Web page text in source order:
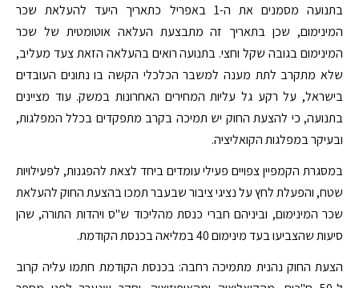
בתנועה מסמנים את ה-1 באפריל כתאריך היעד להעלאת שכר
המינימום, שכן בתאריך זה מתבצעת העלאה אוטומטית של שכר
המינימום בגובה שקל וחצי. בתנועה רואים בהעלאה הזאת צעד מעליב,
שלא מתקרב לתת מענה למשבר הכלכלי הקשה בו נתונים העובדים
בישראל, על רקע גל עליות המחירים האחרונות במשק. עוד מציינים
בתנועה, כי להצעת החוק יש תמיכה בקרב מתפקדים בכלל המפלגות,
ובעיקר במפלגות הקואליציה.
במסגרת הקמפיין צפויים פעילי עומדים ביחד לצאת להפגנות, לפעילויות
שטח, והפעלת לחץ על נציגי ציבור שבעבר תמכו בהצעת החוק להעלאת
שכר המינימום, וביניהם חברי כנסת מהליכוד ש"ס ויהדות התורה, שהן
סיעות שהצביעו בעד מינימום 40 במליאה בכנסת הקודמת.
הצעת החוק נהנית מתמיכה רחבה: בכנסת הקודמת חתמו עליה קרוב